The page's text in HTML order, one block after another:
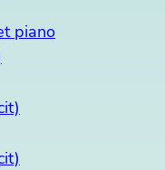
piano